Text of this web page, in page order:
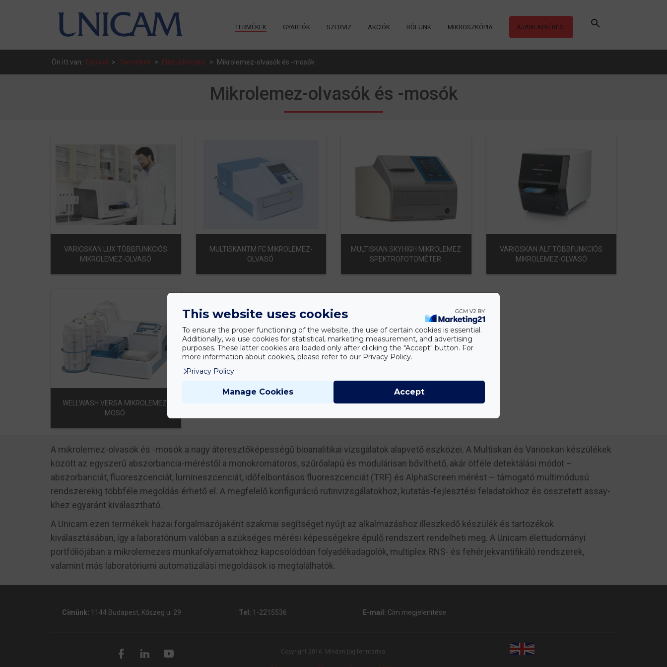
TERMÉKEK GYÁRTÓK SZERVIZ AKCIÓK RÓLUNK MIKROSZKÓPIA AJÁNLATKÉRÉS
Ön itt van: Főoldal > Termékek > Élettudomány > Mikrolemez-olvasók és -mosók
Mikrolemez-olvasók és -mosók
VARIOSKAN LUX TÖBBFUNKCIÓS
MIKROLEMEZ-OLVASÓ
MULTISKANTM FC MIKROLEMEZ-
OLVASÓ
MULTISKAN SKYHIGH MIKROLEMEZ
SPEKTROFOTOMÉTER
VARIOSKAN ALF TÖBBFUNKCIÓS
MIKROLEMEZ-OLVASÓ
WELLWASH VERSA MIKROLEMEZ-
MOSÓ
A mikrolemez-olvasók és -mosók a nagy áteresztőképességű bioanalitikai vizsgálatok alapvető eszközei. A Multiskan és Varioskan készülékek
között az egyszerű abszorbancia-méréstől a monokromátoros, szűrőalapú és modulárisan bővíthető, akár ötféle detektálási módot –
abszorbanciát, fluoreszcenciát, lumineszcenciát, időfelbontásos fluoreszcenciát (TRF) és AlphaScreen mérést – támogató multimódusú
rendszerekig többféle megoldás érhető el. A megfelelő konfiguráció rutinvizsgálatokhoz, kutatás-fejlesztési feladatokhoz és összetett assay-
khez egyaránt kiválasztható.
A Unicam ezen termékek hazai forgalmazójaként szakmai segítséget nyújt az alkalmazáshoz illeszkedő készülék és tartozékok
kiválasztásában, így a laboratórium valóban a szükséges mérési képességekre épülő rendszert rendelheti meg. A Unicam élettudományi
portfóliójában a mikrolemezes munkafolyamatokhoz kapcsolódóan folyadékadagolók, multiplex RNS- és fehérjekvantifikáló rendszerek,
valamint más laboratóriumi automatizálási megoldások is megtalálhatók.
Címünk: 1144 Budapest, Kőszeg u. 29 Tel: 1-2215536 E-mail: Cím megjelenítése
Copyright 2016. Minden jog fenntartva.
This website uses cookies
To ensure the proper functioning of the website, the use of certain cookies is essential.
Additionally, we use cookies for statistical, marketing measurement, and advertising
purposes. These latter cookies are loaded only after clicking the "Accept" button. For
more information about cookies, please refer to our Privacy Policy.
Privacy Policy
Manage Cookies Accept